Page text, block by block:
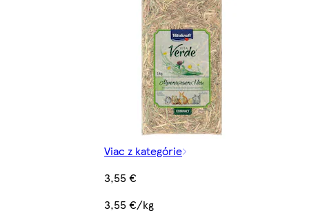
Viac z kategórie
3,55 €
3,55 €/kg